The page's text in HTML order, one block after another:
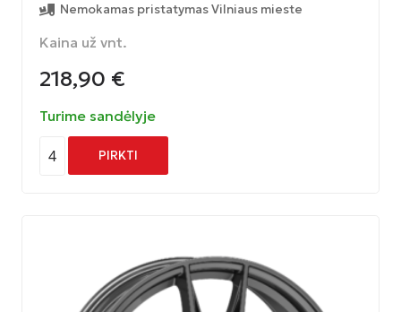
Nemokamas pristatymas Vilniaus mieste
Kaina už vnt.
218,90 €
Turime sandėlyje
4 PIRKTI